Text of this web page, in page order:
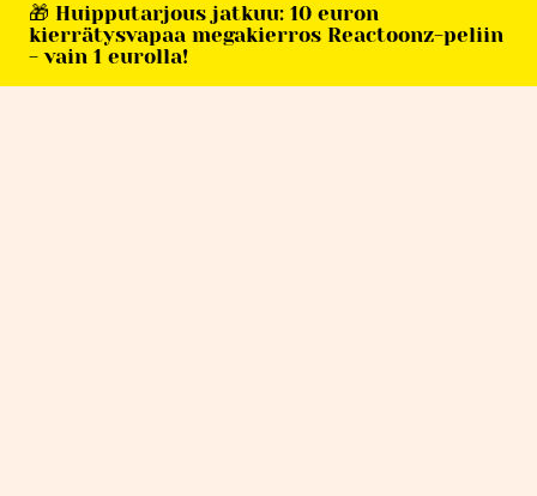
🎁 Huipputarjous jatkuu: 10 euron
kierrätysvapaa megakierros Reactoonz-peliin
- vain 1 eurolla!